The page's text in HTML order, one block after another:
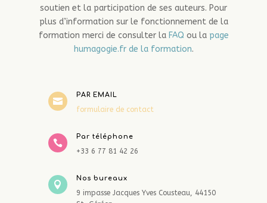
soutien et la participation de ses auteurs. Pour
plus d’information sur le fonctionnement de la
formation merci de consulter la FAQ ou la page
humagogie.fr de la formation.

PAR EMAIL
formulaire de contact

Par téléphone
+33 6 77 81 42 26

Nos bureaux
9 impasse Jacques Yves Cousteau, 44150